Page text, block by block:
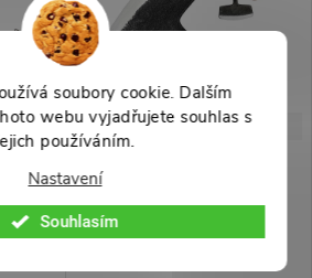
soubory cookie. Dalším
webu vyjadřujete souhlas s
používáním.
Nastavení
Souhlasím
Kč 999 Kč
-50%
Kovaný přívěsek "FORGED
MJÖLNIR" s koženým
pouzdrem
499 Kč
Skladem